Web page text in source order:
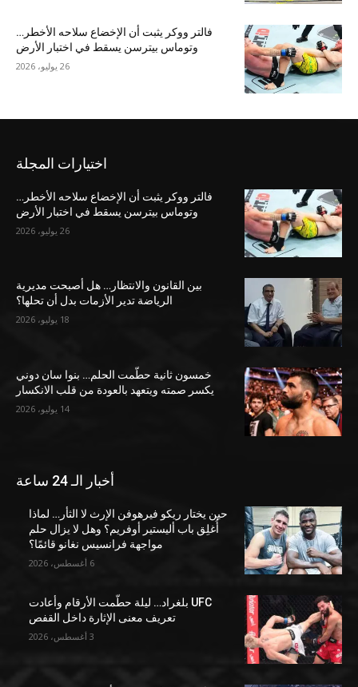
فالتر ووكر يثبت أن الإخضاع سلاحه الأخطر…
وتوماس بيترسن يسقط في اختبار الأرض
26 يوليو، 2026
اختيارات المجلة
فالتر ووكر يثبت أن الإخضاع سلاحه الأخطر…
وتوماس بيترسن يسقط في اختبار الأرض
26 يوليو، 2026
بين القانون والانتظار… هل أصبحت مديرية
الرياضة تدير الأزمات بدل أن تحلها؟
18 يوليو، 2026
خمسون ثانية حطّمت الحلم… بنوا سان دوني
يكسر صمته ويتعهد بالعودة من قلب الانكسار
14 يوليو، 2026
أخبار الـ 24 ساعة
حين يختار ريكو فيرهوفن الإرث لا الثأر… لماذا
أُغلِق باب أليستير أوفريم؟ وهل لا يزال حلم
مواجهة فرانسيس نغانو قائمًا؟
6 أغسطس، 2026
UFC بلغراد… ليلة حطّمت الأرقام وأعادت
تعريف معنى الإثارة داخل القفص
3 أغسطس، 2026